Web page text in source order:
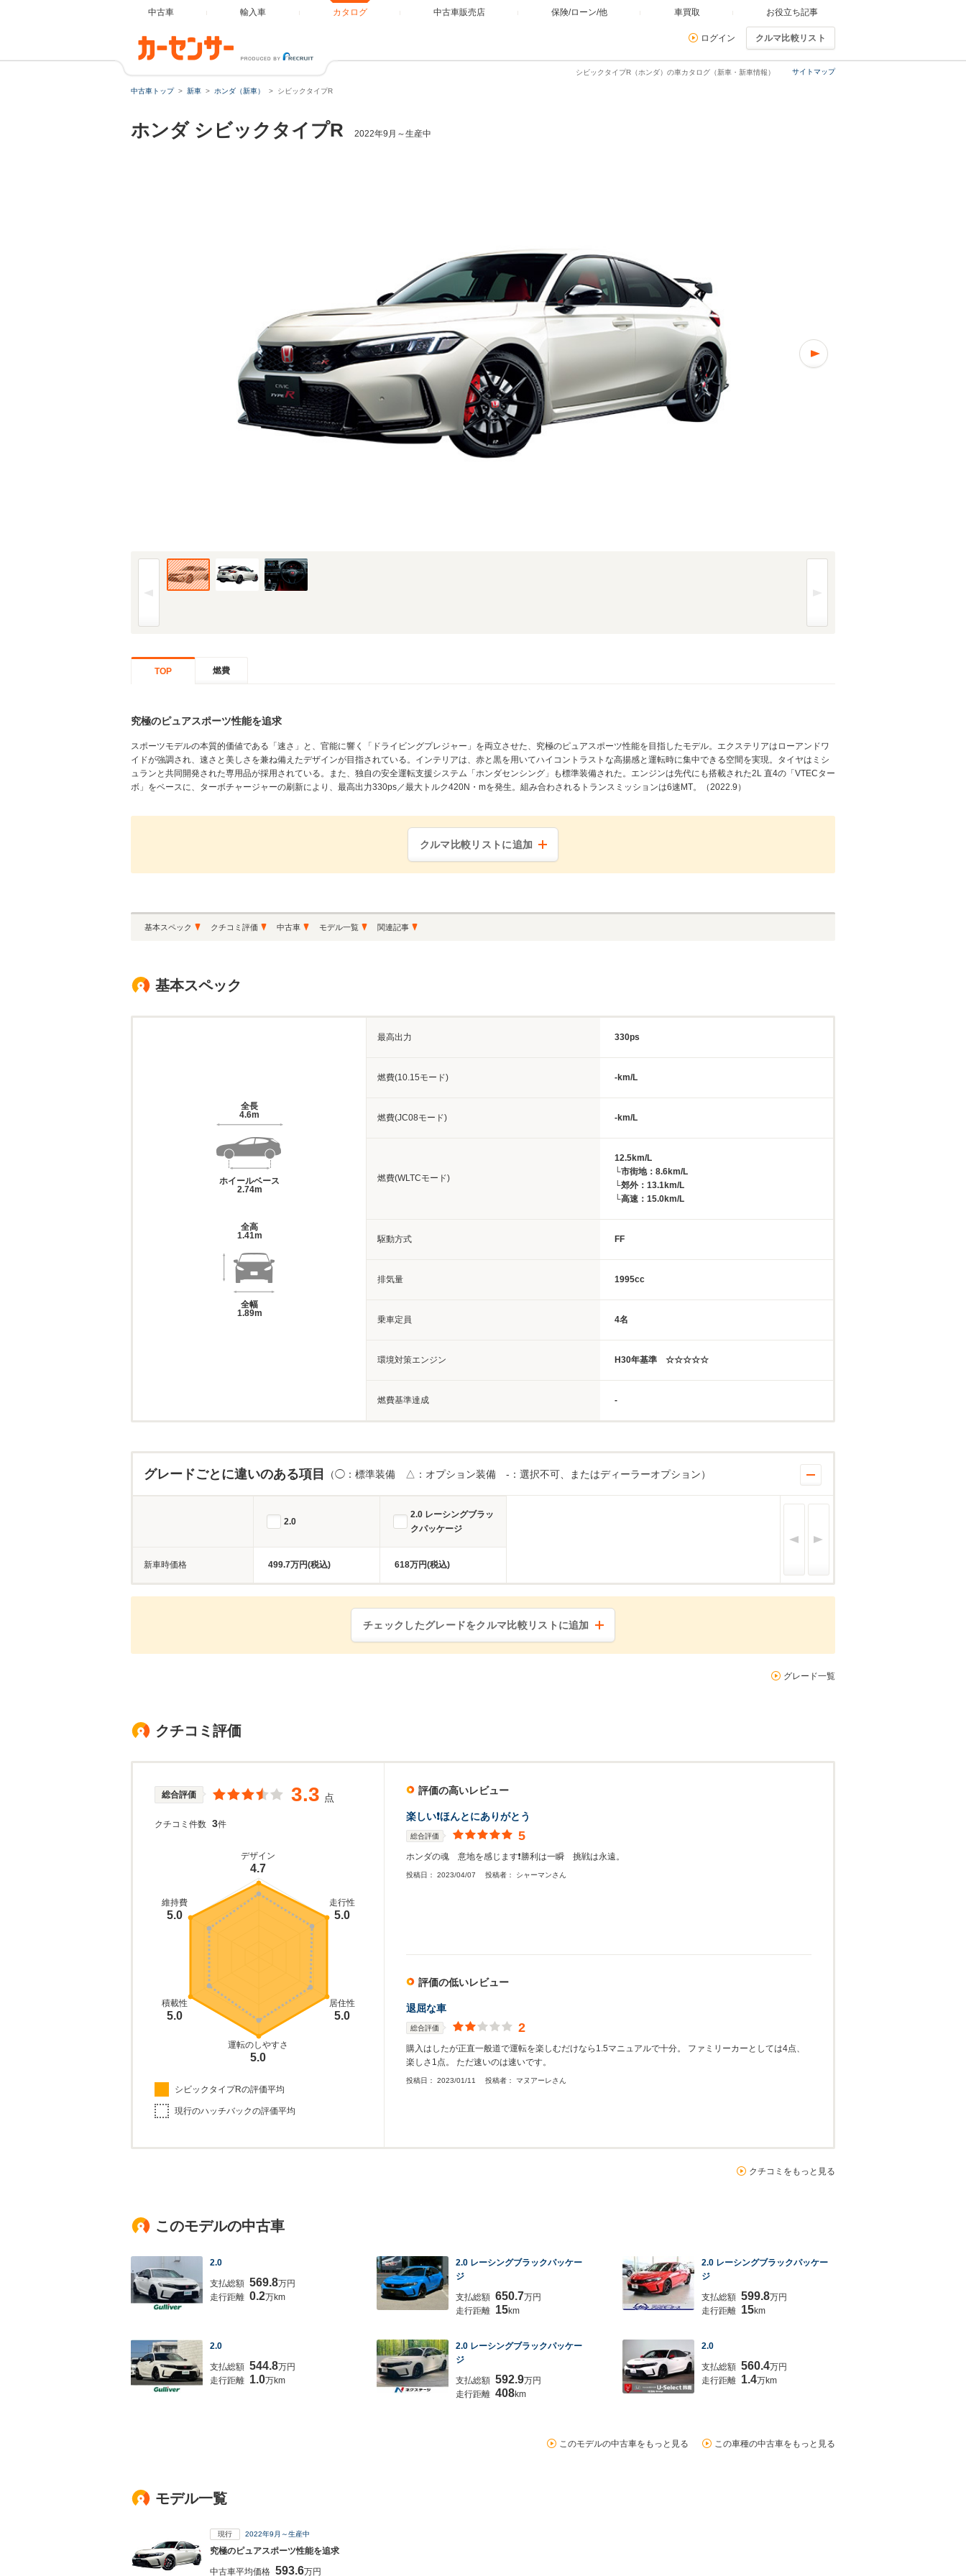
中古車 輸入車 カタログ 中古車販売店 保険/ローン/他 車買取 お役立ち記事
ログイン クルマ比較リスト
サイトマップ
シビックタイプR（ホンダ）の車カタログ（新車・新車情報）
中古車トップ 新車 ホンダ（新車） シビックタイプR
ホンダ シビックタイプR 2022年9月～生産中
22年(R4)9月、FMC時のフロント。仕様はグレードにより異なります (1/3枚)
TOP 燃費
究極のピュアスポーツ性能を追求
スポーツモデルの本質的価値である「速さ」と、官能に響く「ドライビングプレジャー」を両立させた、究極のピュアスポーツ性能を目指したモデル。エクステリアはローアンドワ
イドが強調され、速さと美しさを兼ね備えたデザインが目指されている。インテリアは、赤と黒を用いてハイコントラストな高揚感と運転時に集中できる空間を実現。タイヤはミシ
ュランと共同開発された専用品が採用されている。また、独自の安全運転支援システム「ホンダセンシング」も標準装備された。エンジンは先代にも搭載された2L 直4の「VTECター
ボ」をベースに、ターボチャージャーの刷新により、最高出力330ps／最大トルク420N・mを発生。組み合わされるトランスミッションは6速MT。（2022.9）
クルマ比較リストに追加
基本スペック クチコミ評価 中古車 モデル一覧 関連記事
基本スペック
全長
4.6m
ホイールベース
2.74m
全高
1.41m
全幅
1.89m
最高出力 330ps
燃費(10.15モード) -km/L
燃費(JC08モード) -km/L
燃費(WLTCモード)
12.5km/L
└市街地：8.6km/L
└郊外：13.1km/L
└高速：15.0km/L
駆動方式 FF
排気量 1995cc
乗車定員 4名
環境対策エンジン H30年基準 ☆☆☆☆☆
燃費基準達成 -
グレードごとに違いのある項目 （◯：標準装備 △：オプション装備 -：選択不可、またはディーラーオプション）
新車時価格
2.0
2.0 レーシングブラッ
クパッケージ
499.7万円(税込) 618万円(税込)
チェックしたグレードをクルマ比較リストに追加
グレード一覧
クチコミ評価
総合評価 3.3 点
クチコミ件数 3件
デザイン
4.7
走行性
5.0
居住性
5.0
運転のしやすさ
5.0
積載性
5.0
維持費
5.0
シビックタイプRの評価平均
現行のハッチバックの評価平均
評価の高いレビュー
楽しい❗️ほんとにありがとう
総合評価 5
ホンダの魂 意地を感じます❗️勝利は一瞬 挑戦は永遠。
投稿日： 2023/04/07 投稿者： シャーマンさん
評価の低いレビュー
退屈な車
総合評価 2
購入はしたが正直一般道で運転を楽しむだけなら1.5マニュアルで十分。 ファミリーカーとしては4点、
楽しさ1点。 ただ速いのは速いです。
投稿日： 2023/01/11 投稿者： マヌアーレさん
クチコミをもっと見る
このモデルの中古車
2.0
支払総額 569.8万円
走行距離 0.2万km
2.0 レーシングブラックパッケー
ジ
支払総額 650.7万円
走行距離 15km
2.0 レーシングブラックパッケー
ジ
支払総額 599.8万円
走行距離 15km
2.0
支払総額 544.8万円
走行距離 1.0万km
2.0 レーシングブラックパッケー
ジ
支払総額 592.9万円
走行距離 408km
2.0
支払総額 560.4万円
走行距離 1.4万km
このモデルの中古車をもっと見る この車種の中古車をもっと見る
モデル一覧
現行 2022年9月～生産中
究極のピュアスポーツ性能を追求
中古車平均価格 593.6万円